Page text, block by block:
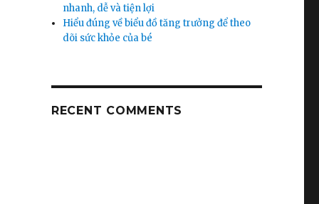
nhanh, dễ và tiện lợi
Hiểu đúng về biểu đồ tăng trưởng để theo
dõi sức khỏe của bé
RECENT COMMENTS